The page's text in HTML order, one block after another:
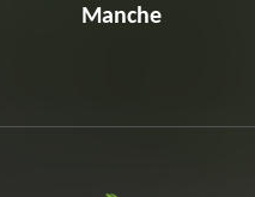
Manche